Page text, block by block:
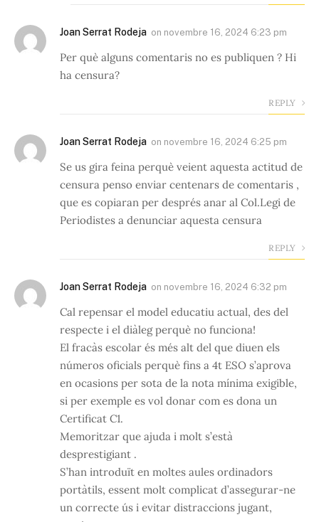
Joan Serrat Rodeja on novembre 16, 2024 6:23 pm
Per què alguns comentaris no es publiquen ? Hi
ha censura?
REPLY
Joan Serrat Rodeja on novembre 16, 2024 6:25 pm
Se us gira feina perquè veient aquesta actitud de
censura penso enviar centenars de comentaris ,
que es copiaran per després anar al Col.Legi de
Periodistes a denunciar aquesta censura
REPLY
Joan Serrat Rodeja on novembre 16, 2024 6:32 pm
Cal repensar el model educatiu actual, des del
respecte i el diàleg perquè no funciona!
El fracàs escolar és més alt del que diuen els
números oficials perquè fins a 4t ESO s’aprova
en ocasions per sota de la nota mínima exigible,
si per exemple es vol donar com es dona un
Certificat C1.
Memoritzar que ajuda i molt s’està
desprestigiant .
S’han introduït en moltes aules ordinadors
portàtils, essent molt complicat d’assegurar-ne
un correcte ús i evitar distraccions jugant,